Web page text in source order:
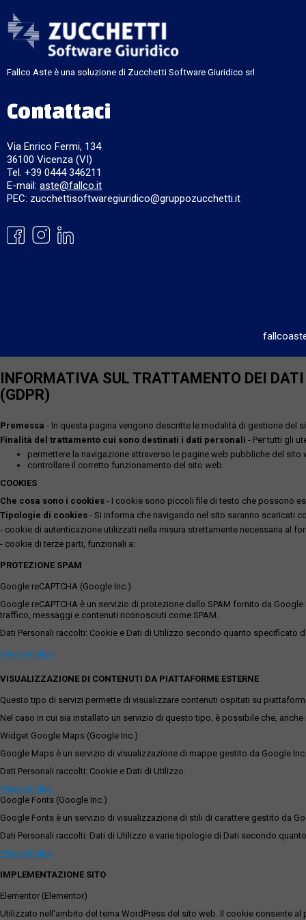
Fallco Aste è una soluzione di Zucchetti Software Giuridico srl
Contattaci
Via Enrico Fermi, 134
36100 Vicenza (VI)
Tel. +39 0444 346211
E-mail: aste@fallco.it
PEC: zucchettisoftwaregiuridico@gruppozucchetti.it
INFORMATIVA SUL TRATTAMENTO DEI
(GDPR)
Premessa - In questa pagina vengono descritte le modalità di gestione del
Finalità del trattamento cui sono destinati i dati personali - Per tutti gli
permettere la navigazione attraverso le pagine web pubbliche del sito
controllare il corretto funzionamento del sito web.
COOKIES
Che cosa sono i cookies - I cookie sono piccoli file di testo che possono
Tipologie di cookies - Si informa che navigando nel sito saranno scaricati
- cookie di autenticazione utilizzati nella misura strettamente necessaria al
- cookie di terze parti, funzionali a:
PROTEZIONE SPAM
Google reCAPTCHA (Google Inc.)
Google reCAPTCHA è un servizio di protezione dallo SPAM fornito da
traffico, messaggi e contenuti riconosciuti come SPAM.
Dati Personali raccolti: Cookie e Dati di Utilizzo secondo quanto specificato
Privacy Policy
VISUALIZZAZIONE DI CONTENUTI DA PIATTAFORME ESTERNE
Questo tipo di servizi permette di visualizzare contenuti ospitati su
Nel caso in cui sia installato un servizio di questo tipo, è possibile che,
Widget Google Maps (Google Inc.)
Google Maps è un servizio di visualizzazione di mappe gestito da Google
Dati Personali raccolti: Cookie e Dati di Utilizzo.
Privacy Policy
Google Fonts (Google Inc.)
Google Fonts è un servizio di visualizzazione di stili di carattere gestito da
Dati Personali raccolti: Dati di Utilizzo e varie tipologie di Dati secondo
Privacy Policy
IMPLEMENTAZIONE SITO
Elementor (Elementor)
Utilizzato nell'ambito del tema WordPress del sito web. Il cookie consente